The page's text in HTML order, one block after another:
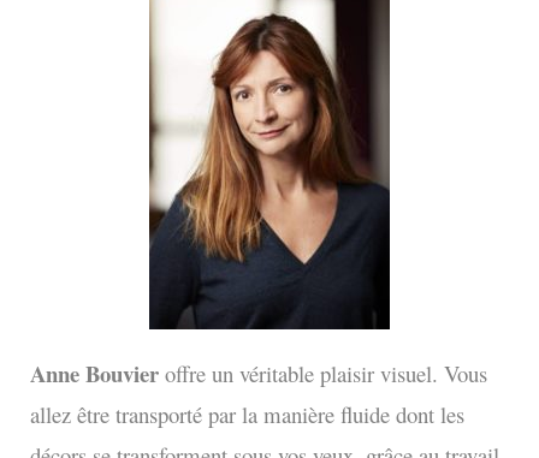
Anne Bouvier offre un véritable plaisir visuel. Vous
allez être transporté par la manière fluide dont les